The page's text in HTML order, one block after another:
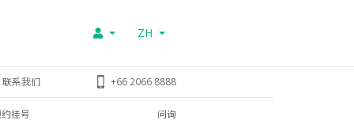
ZH
联系我们 +66 2066 8888
挂号 问询